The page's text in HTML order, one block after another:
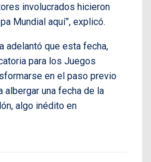
involucrados hicieron
Mundial aquí”, explicó.
adelantó que esta fecha,
para los Juegos
en el paso previo
albergar una fecha de la
algo inédito en